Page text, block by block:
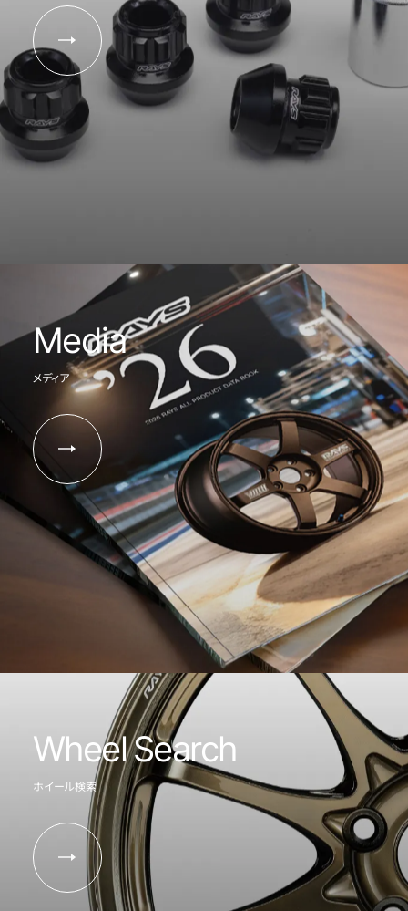
Media
メディア
Wheel Search
ホイール検索